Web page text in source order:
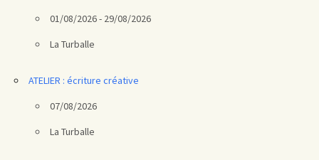
01/08/2026 - 29/08/2026
La Turballe
ATELIER : écriture créative
07/08/2026
La Turballe